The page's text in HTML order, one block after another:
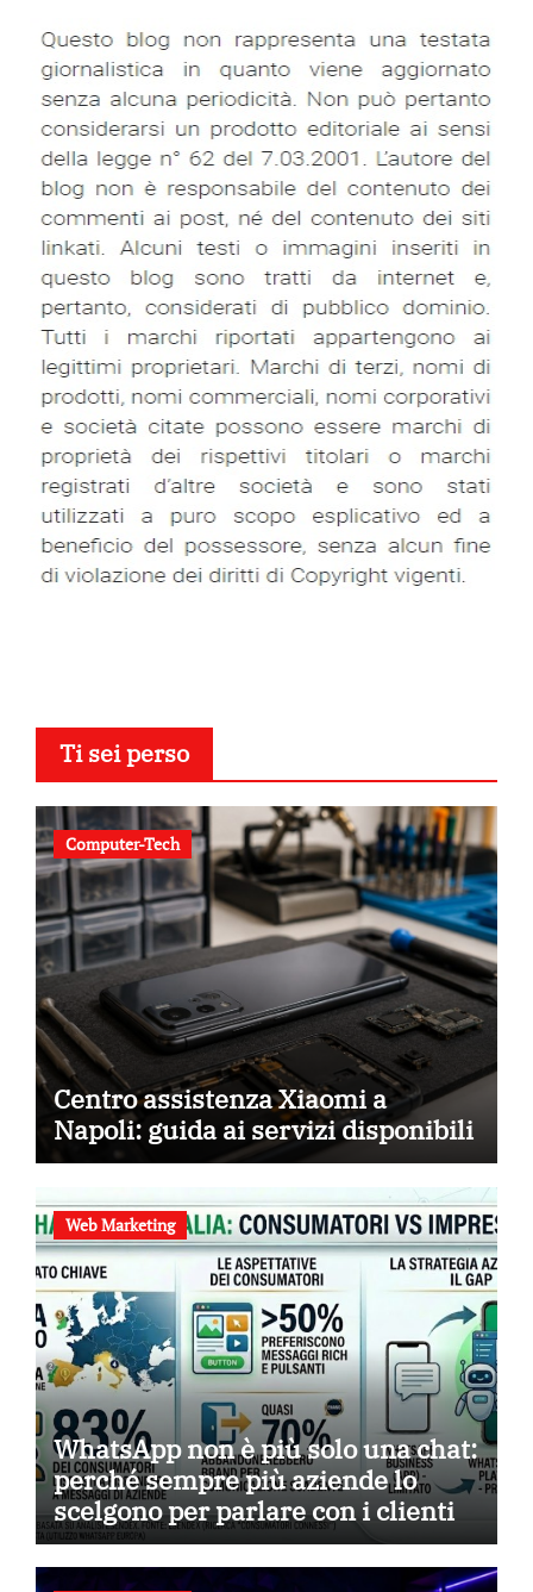
Ti sei perso
Computer-Tech
Centro assistenza Xiaomi a
Napoli: guida ai servizi disponibili
Web Marketing
WhatsApp non è più solo una chat:
perché sempre più aziende lo
scelgono per parlare con i clienti